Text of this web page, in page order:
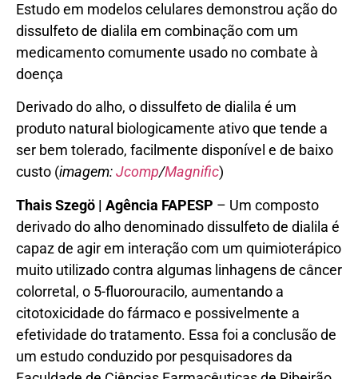
Estudo em modelos celulares demonstrou ação do
dissulfeto de dialila em combinação com um
medicamento comumente usado no combate à
doença
Derivado do alho, o dissulfeto de dialila é um
produto natural biologicamente ativo que tende a
ser bem tolerado, facilmente disponível e de baixo
custo (imagem:Jcomp/Magnific)
Thais Szegö | Agência FAPESP – Um composto
derivado do alho denominado dissulfeto de dialila é
capaz de agir em interação com um quimioterápico
muito utilizado contra algumas linhagens de câncer
colorretal, o 5-fluorouracilo, aumentando a
citotoxicidade do fármaco e possivelmente a
efetividade do tratamento. Essa foi a conclusão de
um estudo conduzido por pesquisadores da